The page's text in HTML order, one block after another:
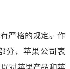
严格的规定。作
分，苹果公司表
对苹果产品和苹